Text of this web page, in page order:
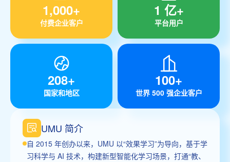
1,000+
付费企业客户
1 亿+
平台用户
208+
国家和地区
100+
世界 500 强企业客户
UMU 简介
自 2015 年创办以来，UMU 以“效果学习”为导向，基于学
习科学与 AI 技术，构建新型智能化学习场景，打通“教、